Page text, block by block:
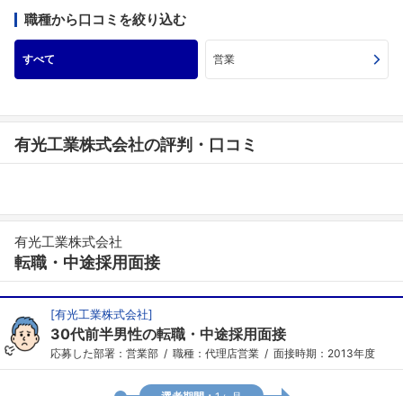
職種から口コミを絞り込む
すべて 営業
有光工業株式会社の評判・口コミ
有光工業株式会社
転職・中途採用面接
[有光工業株式会社]
30代前半男性の転職・中途採用面接
応募した部署：営業部 職種：代理店営業 面接時期：2013年度